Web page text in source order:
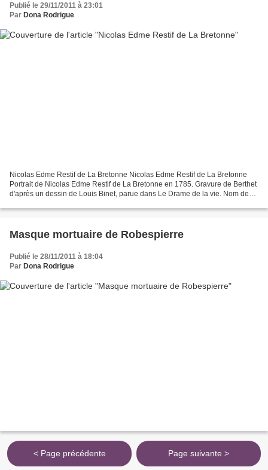
Publié le 29/11/2011 à 23:01
Par Dona Rodrigue
Nicolas Edme Restif de La Bretonne Nicolas Edme Restif de La Bretonne
Portrait de Nicolas Edme Restif de La Bretonne en 1785. Gravure de Berthet
d'après un dessin de Louis Binet, parue dans Le Drame de la vie. Nom de
Masque mortuaire de Robespierre
Publié le 28/11/2011 à 18:04
Par Dona Rodrigue
< Page précédente Page suivante >